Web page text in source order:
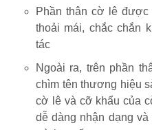
Phần thân cờ lê được
thoải mái, chắc chắn
tác
Ngoài ra, trên phần
chìm tên thương hiệu
cờ lê và cỡ khẩu của
dễ dàng nhận dạng